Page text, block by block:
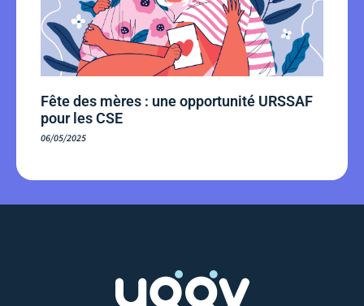
Fête des mères : une opportunité URSSAF
pour les CSE
06/05/2025